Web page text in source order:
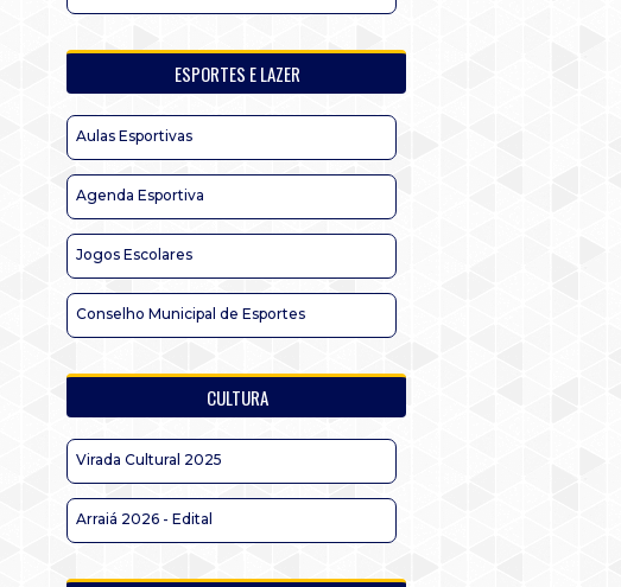
ESPORTES E LAZER
Aulas Esportivas
Agenda Esportiva
Jogos Escolares
Conselho Municipal de Esportes
CULTURA
Virada Cultural 2025
Arraiá 2026 - Edital